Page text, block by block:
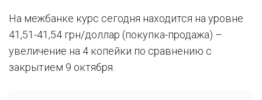
На межбанке курс сегодня находится на уровне
41,51-41,54 грн/доллар (покупка-продажа) –
увеличение на 4 копейки по сравнению с
закрытием 9 октября.